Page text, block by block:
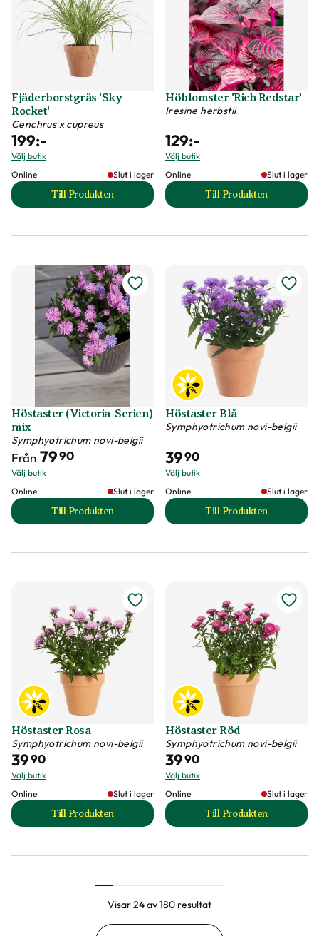
Fjäderborstgräs 'Sky
Rocket'
Cenchrus x cupreus
199:-
Välj butik
Online
Slut i lager
Till Produkten
till Fjäderborstgräs 'Sky Rocket' produktsida
Höblomster 'Rich Redstar'
Iresine herbstii
129:-
Välj butik
Online
Slut i lager
Till Produkten
till Höblomster
Höstaster (Victoria-Serien)
mix
Symphyotrichum novi-belgii
Från 7990
Välj butik
Online
Slut i lager
Till Produkten
till Höstaster (Victoria-Serien) mix produktsida
Höstaster Blå
Symphyotrichum novi-belgii
3990
Välj butik
Online
Slut i lager
Till Produkten
till Höstaster Blå
Höstaster Rosa
Symphyotrichum novi-belgii
3990
Välj butik
Online
Slut i lager
Till Produkten
till Höstaster Rosa produktsida
Höstaster Röd
Symphyotrichum novi-belgii
3990
Välj butik
Online
Slut i lager
Till Produkten
till Höstaster Röd
Visar 24 av 180 resultat